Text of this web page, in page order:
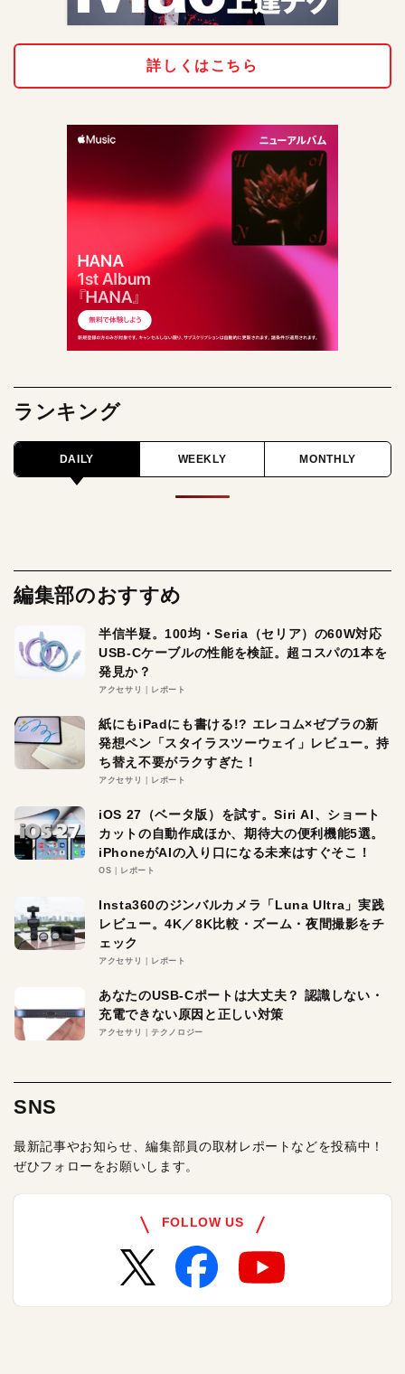
詳しくはこちら
ランキング
DAILY WEEKLY MONTHLY
編集部のおすすめ
半信半疑。100均・Seria（セリア）の60W対応
USB-Cケーブルの性能を検証。超コスパの1本を
発見か？
アクセサリ レポート
紙にもiPadにも書ける!? エレコム×ゼブラの新
発想ペン「スタイラスツーウェイ」レビュー。持
ち替え不要がラクすぎた！
アクセサリ レポート
iOS 27（ベータ版）を試す。Siri AI、ショート
カットの自動作成ほか、期待大の便利機能5選。
iPhoneがAIの入り口になる未来はすぐそこ！
OS レポート
Insta360のジンバルカメラ「Luna Ultra」実践
レビュー。4K／8K比較・ズーム・夜間撮影をチ
ェック
アクセサリ レポート
あなたのUSB-Cポートは大丈夫？ 認識しない・
充電できない原因と正しい対策
アクセサリ テクノロジー
SNS
最新記事やお知らせ、編集部員の取材レポートなどを投稿中！
ぜひフォローをお願いします。
FOLLOW US